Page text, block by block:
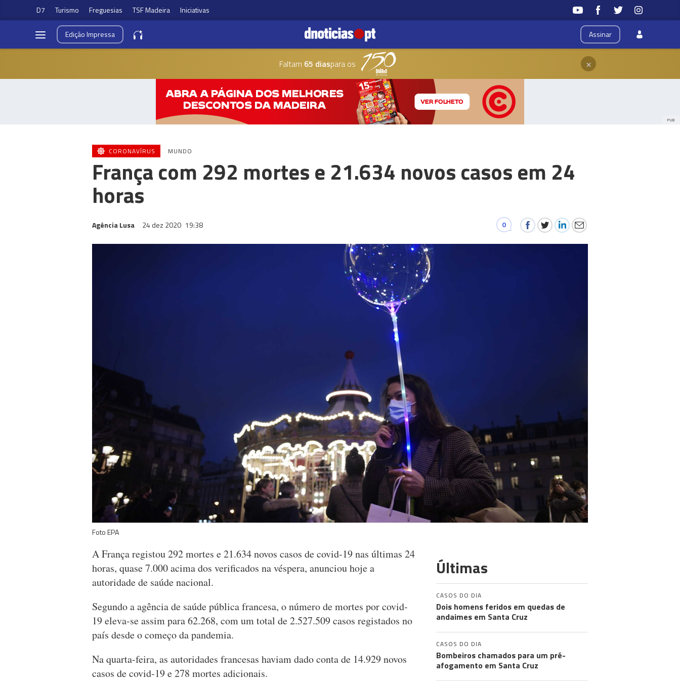
D7 Turismo Freguesias TSF Madeira Iniciativas
Assinar
EdiçãoImpressa
Faltam 65 diaspara os ×
PUB
CORONAVÍRUS MUNDO
França com 292 mortes e 21.634 novos casos em 24
horas
Agência Lusa 24 dez 2020 19:38 0
Foto EPA
A França registou 292 mortes e 21.634 novos casos de covid-19 nas últimas 24
horas, quase 7.000 acima dos verificados na véspera, anunciou hoje a
autoridade de saúde nacional.
Segundo a agência de saúde pública francesa, o número de mortes por covid-
19 eleva-se assim para 62.268, com um total de 2.527.509 casos registados no
país desde o começo da pandemia.
Na quarta-feira, as autoridades francesas haviam dado conta de 14.929 novos
casos de covid-19 e 278 mortes adicionais.
Últimas
CASOS DO DIA
Dois homens feridos em quedas de
andaimes em Santa Cruz
CASOS DO DIA
Bombeiros chamados para um pré-
afogamento em Santa Cruz